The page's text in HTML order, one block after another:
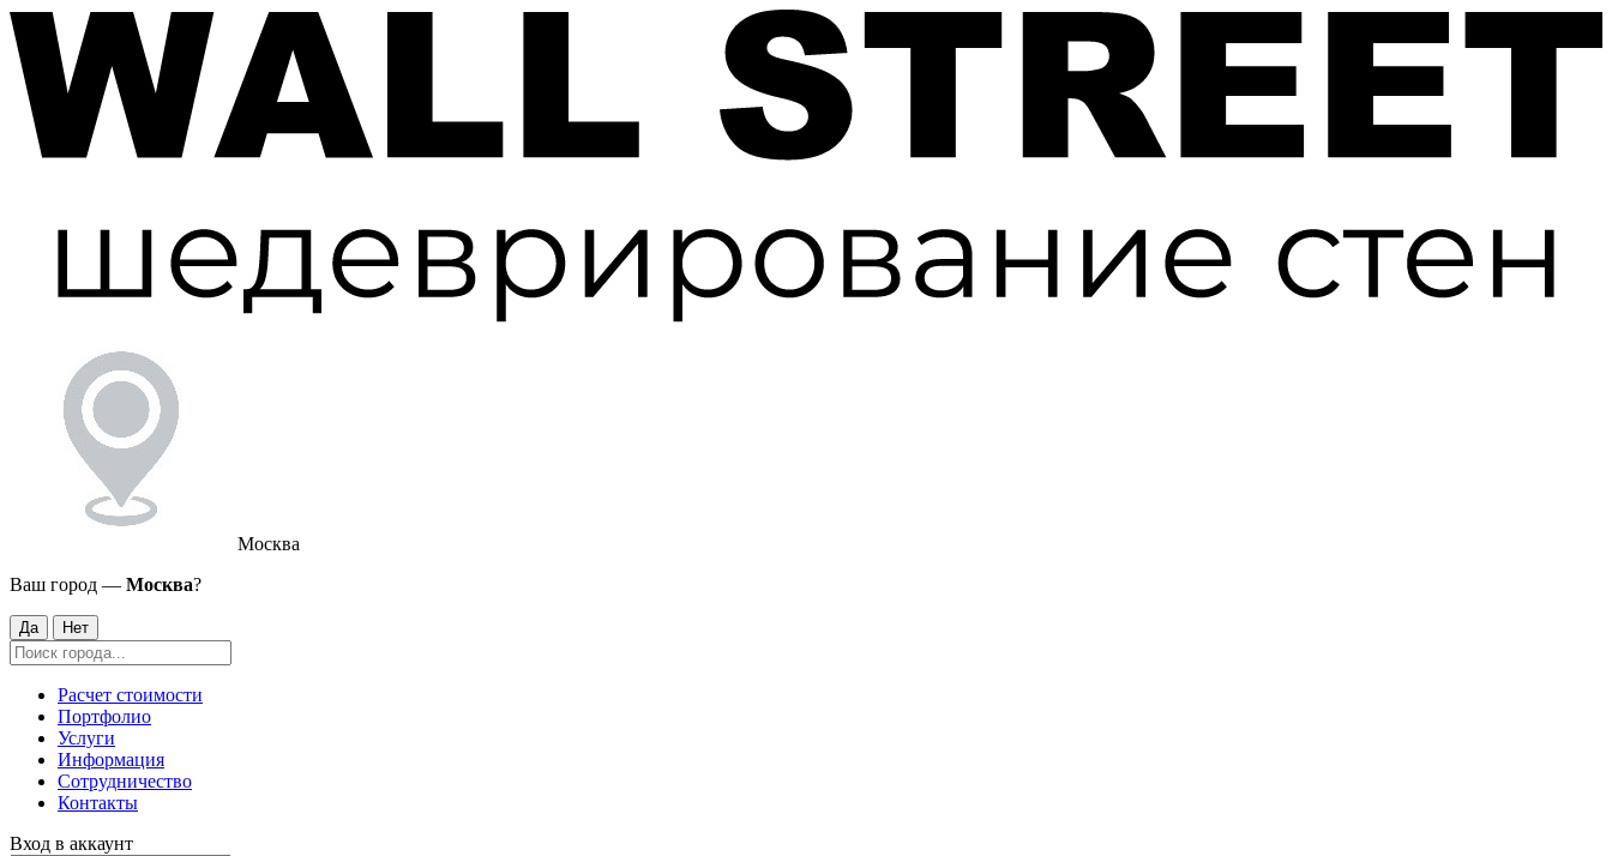
Москва
Ваш город — Москва?
Да Нет
Расчет стоимости
Портфолио
Услуги
Информация
Сотрудничество
Контакты
Вход в аккаунт